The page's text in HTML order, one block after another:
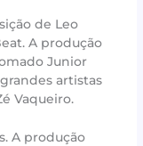
de Leo
A produção
Junior
artistas
Vaqueiro.
A produção